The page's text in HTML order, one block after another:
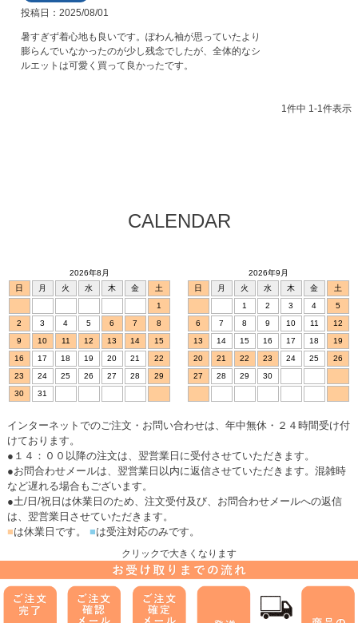
投稿日 2025/08/01
暑すぎず着心地も良いです。ぽわん袖が思っていたより
膨らんでいなかったのが少し残念でしたが、全体的なシ
ルエットは可愛く買って良かったです。
1件中 1-1件表示
CALENDAR
2026年8月
日
月 火 水 木 金
土
1
2
3 4 5 6 7
8
9
10 11 12 13 14
15
16
17 18 19 20 21
22
23
24 25 26 27 28
29
30
31
2026年9月
日
月 火 水 木 金
土
1
2 3 4
5
6
7 8 9 10 11
12
13
14 15 16 17 18
19
20
21 22 23 24 25
26
27
28 29 30
インターネットでのご注文・お問い合わせは、年中無休・２４時間受け付
けております。
●１４：００以降の注文は、翌営業日に受付させていただきます。
●お問合わせメールは、翌営業日以内に返信させていただきます。混雑時
など遅れる場合もございます。
●土/日/祝日は休業日のため、注文受付及び、お問合わせメールへの返信
は、翌営業日させていただきます。
■は休業日です。 ■は受注対応のみです。
クリックで大きくなります